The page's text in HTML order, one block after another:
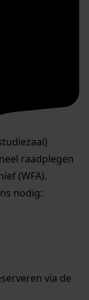
raadplegen
(WFA).
nodig:
via de